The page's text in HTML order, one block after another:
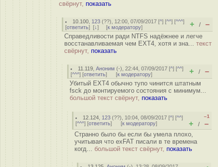
свёрнут, показать
10.100 123 (??), 12:00, 07/09/2017 [^] [^^] [^^^]
[ответить] [↓] [к модератору] + / –
Справедливости ради NTFS надёжнее и легче
восстанавливаемая чем EXT4, хотя и зна... текст
свёрнут, показать
11.119 ,Аноним (-), 22:44, 07/09/2017 [^] [^^]
[^^^] [ответить] [к модератору] + / –
Убитый EXT4 обычно тупо чинится штатным
fsck до монтируемого состояния с минимум...
большой текст свёрнут, показать
12.124 123 (??), 10:04, 08/09/2017 [^] [^^]
[^^^] [ответить] [к модератору]
–1
+ / –
Странно было бы если бы умела плохо,
учитывая что exFAT писали в те времена
когд... большой текст свёрнут, показать